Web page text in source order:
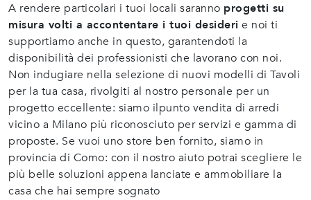
A rendere particolari i tuoi locali saranno progetti su
misura volti a accontentare i tuoi desideri e noi ti
supportiamo anche in questo, garantendoti la
disponibilità dei professionisti che lavorano con noi.
Non indugiare nella selezione di nuovi modelli di Tavoli
per la tua casa, rivolgiti al nostro personale per un
progetto eccellente: siamo ilpunto vendita di arredi
vicino a Milano più riconosciuto per servizi e gamma di
proposte. Se vuoi uno store ben fornito, siamo in
provincia di Como: con il nostro aiuto potrai scegliere le
più belle soluzioni appena lanciate e ammobiliare la
casa che hai sempre sognato